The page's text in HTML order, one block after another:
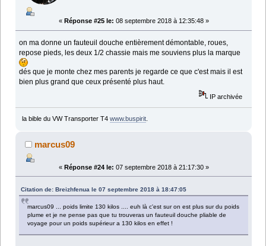
« Réponse #25 le: 08 septembre 2018 à 12:35:48 »
on ma donne un fauteuil douche entièrement démontable, roues,
repose pieds, les deux 1/2 chassie mais me souviens plus la marque
dés que je monte chez mes parents je regarde ce que c'est mais il est
bien plus grand que ceux présenté plus haut.
IP archivée
la bible du VW Transporter T4 www.buspirit.
marcus09
« Réponse #24 le: 07 septembre 2018 à 21:17:30 »
Citation de: Breizhfenua le 07 septembre 2018 à 18:47:05
marcus09 ... poids limite 130 kilos .... euh là c'est sur on est plus sur du poids
plume et je ne pense pas que tu trouveras un fauteuil douche pliable de
voyage pour un poids supérieur a 130 kilos en effet !